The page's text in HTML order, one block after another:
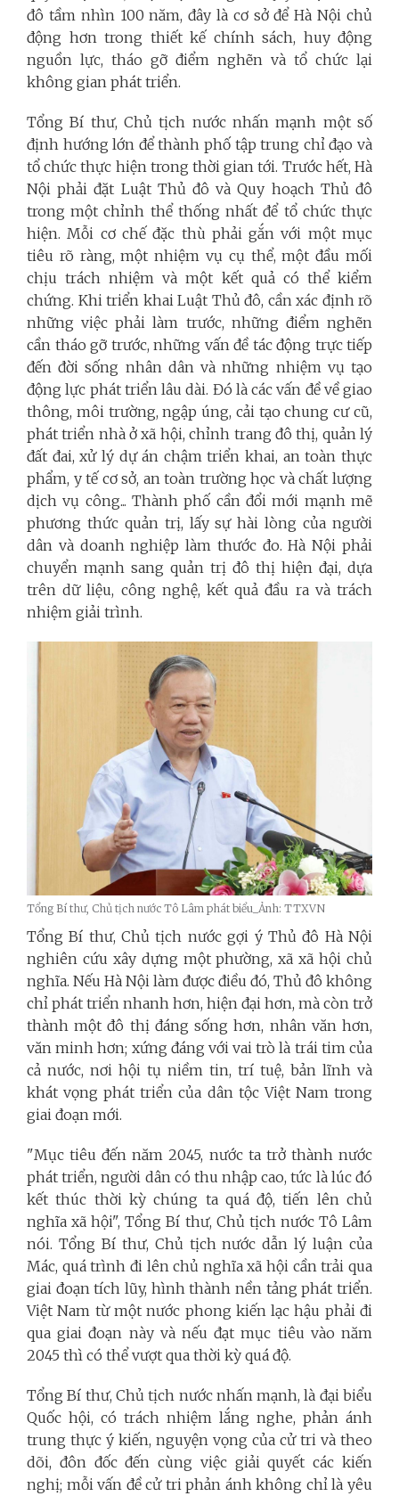
đô tầm nhìn 100 năm, đây là cơ sở để Hà Nội chủ
động hơn trong thiết kế chính sách, huy động
nguồn lực, tháo gỡ điểm nghẽn và tổ chức lại
không gian phát triển.
Tổng Bí thư, Chủ tịch nước nhấn mạnh một số
định hướng lớn để thành phố tập trung chỉ đạo và
tổ chức thực hiện trong thời gian tới. Trước hết, Hà
Nội phải đặt Luật Thủ đô và Quy hoạch Thủ đô
trong một chỉnh thể thống nhất để tổ chức thực
hiện. Mỗi cơ chế đặc thù phải gắn với một mục
tiêu rõ ràng, một nhiệm vụ cụ thể, một đầu mối
chịu trách nhiệm và một kết quả có thể kiểm
chứng. Khi triển khai Luật Thủ đô, cần xác định rõ
những việc phải làm trước, những điểm nghẽn
cần tháo gỡ trước, những vấn đề tác động trực tiếp
đến đời sống nhân dân và những nhiệm vụ tạo
động lực phát triển lâu dài. Đó là các vấn đề về giao
thông, môi trường, ngập úng, cải tạo chung cư cũ,
phát triển nhà ở xã hội, chỉnh trang đô thị, quản lý
đất đai, xử lý dự án chậm triển khai, an toàn thực
phẩm, y tế cơ sở, an toàn trường học và chất lượng
dịch vụ công... Thành phố cần đổi mới mạnh mẽ
phương thức quản trị, lấy sự hài lòng của người
dân và doanh nghiệp làm thước đo. Hà Nội phải
chuyển mạnh sang quản trị đô thị hiện đại, dựa
trên dữ liệu, công nghệ, kết quả đầu ra và trách
nhiệm giải trình.
Tổng Bí thư, Chủ tịch nước Tô Lâm phát biểu_Ảnh: TTXVN
Tổng Bí thư, Chủ tịch nước gợi ý Thủ đô Hà Nội
nghiên cứu xây dựng một phường, xã xã hội chủ
nghĩa. Nếu Hà Nội làm được điều đó, Thủ đô không
chỉ phát triển nhanh hơn, hiện đại hơn, mà còn trở
thành một đô thị đáng sống hơn, nhân văn hơn,
văn minh hơn; xứng đáng với vai trò là trái tim của
cả nước, nơi hội tụ niềm tin, trí tuệ, bản lĩnh và
khát vọng phát triển của dân tộc Việt Nam trong
giai đoạn mới.
"Mục tiêu đến năm 2045, nước ta trở thành nước
phát triển, người dân có thu nhập cao, tức là lúc đó
kết thúc thời kỳ chúng ta quá độ, tiến lên chủ
nghĩa xã hội", Tổng Bí thư, Chủ tịch nước Tô Lâm
nói. Tổng Bí thư, Chủ tịch nước dẫn lý luận của
Mác, quá trình đi lên chủ nghĩa xã hội cần trải qua
giai đoạn tích lũy, hình thành nền tảng phát triển.
Việt Nam từ một nước phong kiến lạc hậu phải đi
qua giai đoạn này và nếu đạt mục tiêu vào năm
2045 thì có thể vượt qua thời kỳ quá độ.
Tổng Bí thư, Chủ tịch nước nhấn mạnh, là đại biểu
Quốc hội, có trách nhiệm lắng nghe, phản ánh
trung thực ý kiến, nguyện vọng của cử tri và theo
dõi, đôn đốc đến cùng việc giải quyết các kiến
nghị; mỗi vấn đề cử tri phản ánh không chỉ là yêu